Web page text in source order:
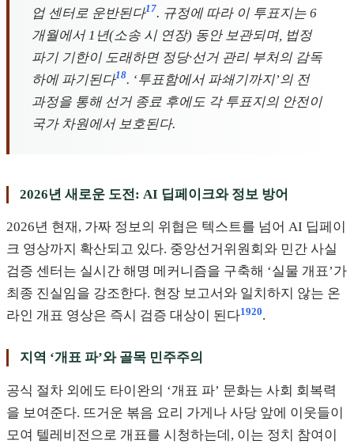
업 센터로 운반된다17. 규정에 따라 이 투표지는 6
개월에서 1년(소송 시 연장) 동안 보관되며, 법정
파기 기한이 도래하면 정당·선거 관리 부처의 감독
하에 파기된다18. ‘투표함에서 파쇄기까지’의 전
과정을 통해 선거 종료 후에도 각 투표지의 안전이
국가 차원에서 보호된다.
2026년 새로운 도전: AI 딥페이크와 정보 방어
2026년 현재, 가짜 정보의 위협은 텍스트를 넘어 AI 딥페이
크 영상까지 확산되고 있다. 중앙선거위원회와 민간 사실
검증 센터는 실시간 해명 메커니즘을 구축해 ‘실물 개표’가
최종 진실임을 강조한다. 현장 보고서와 일치하지 않는 온
라인 개표 영상은 즉시 검증 대상이 된다1920.
지역 ‘개표 파’와 골목 민주주의
공식 절차 외에도 타이완의 ‘개표 파’ 문화는 사회 회복력
을 보여준다. 뜨거운 볶음 요리 가게나 사당 앞에 이웃들이
모여 텔레비전으로 개표를 시청하는데, 이는 정치 참여이